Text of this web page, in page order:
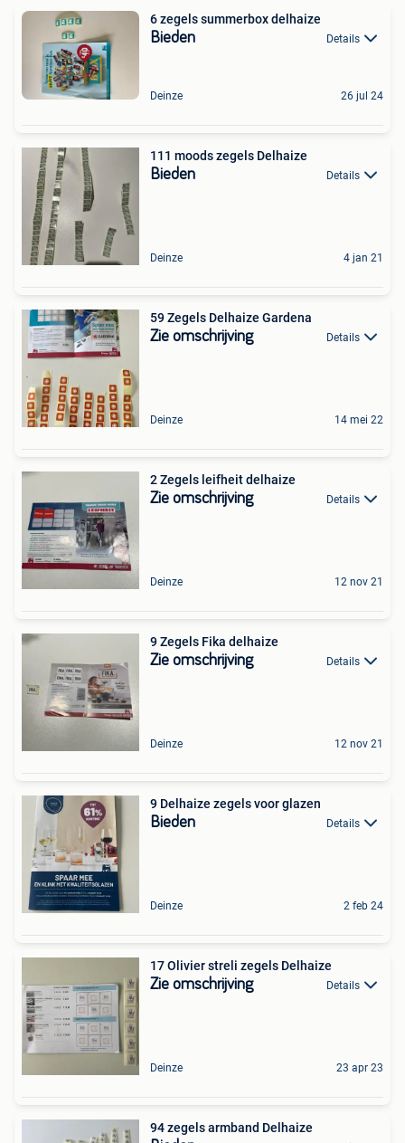
6 zegels summerbox delhaize
Bieden Details
Deinze 26 jul 24
111 moods zegels Delhaize
Bieden Details
Deinze 4 jan 21
59 Zegels Delhaize Gardena
Zie omschrijving Details
Deinze 14 mei 22
2 Zegels leifheit delhaize
Zie omschrijving Details
Deinze 12 nov 21
9 Zegels Fika delhaize
Zie omschrijving Details
Deinze 12 nov 21
9 Delhaize zegels voor glazen
Bieden Details
Deinze 2 feb 24
17 Olivier streli zegels Delhaize
Zie omschrijving Details
Deinze 23 apr 23
94 zegels armband Delhaize